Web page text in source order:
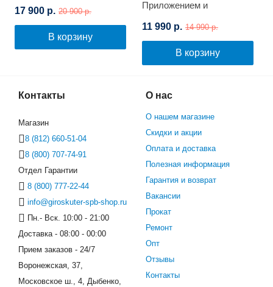
17 900 р. 20 900 р.
В корзину
Приложением и
(Граффити)
11 990 р. 14 990 р.
В корзину
Контакты
Магазин
8 (812) 660-51-04
8 (800) 707-74-91
Отдел Гарантии
8 (800) 777-22-44
info@giroskuter-spb-shop.ru
Пн.- Вск. 10:00 - 21:00
Доставка - 08:00 - 00:00
Прием заказов - 24/7
Воронежская, 37,
Московское ш., 4, Дыбенко,
О нас
О нашем магазине
Скидки и акции
Оплата и доставка
Полезная информация
Гарантия и возврат
Вакансии
Прокат
Ремонт
Опт
Отзывы
Контакты